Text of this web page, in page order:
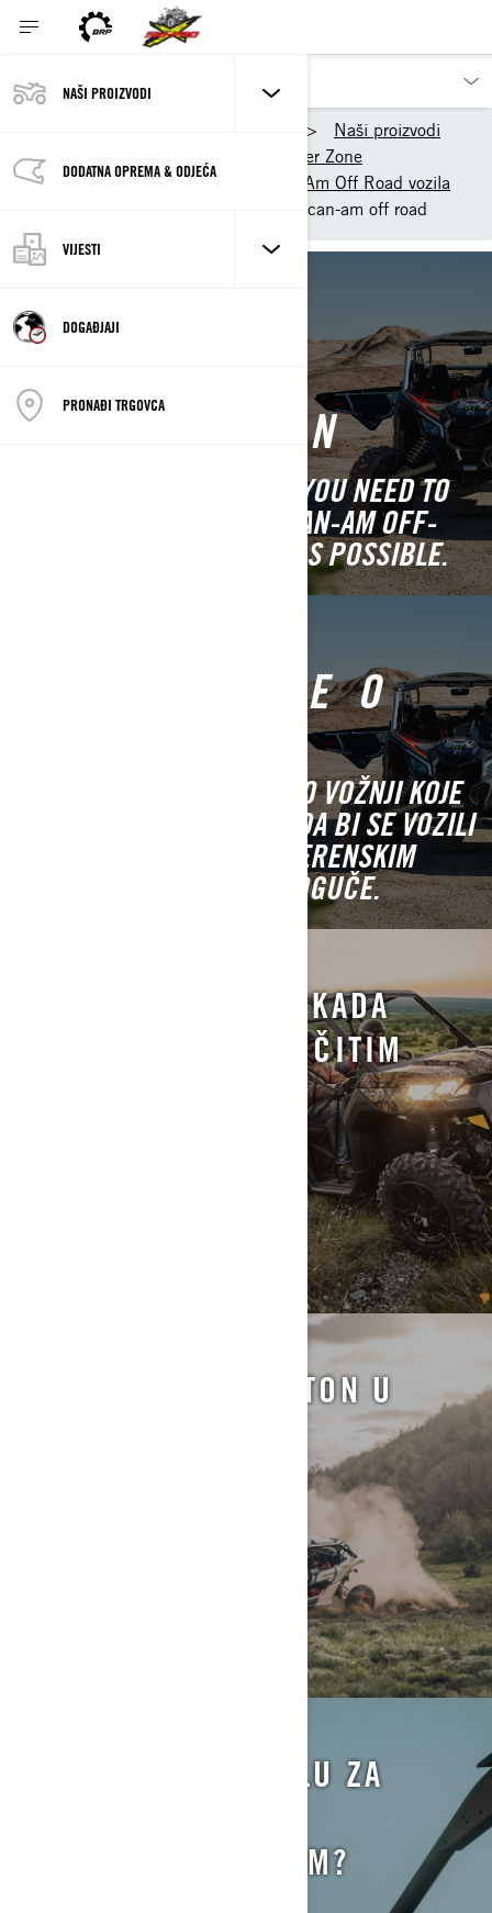
NAŠI PROIZVODI
DODATNA OPREMA & ODJEĆA
VIJESTI
DOGAĐJAJI
PRONAĐI TRGOVCA
Naši proizvodi
Owner Zone
Brzi početak za vožnju Can Am Off Road vozila
Informacije o vožnji vozilom can-am off road
RIDING
INFORMATION
ALL THE ESSENTIAL INFO YOU NEED TO
GET RIDING YOUR NEW CAN-AM OFF-
ROAD VEHICLE AS SOON AS POSSIBLE.
INFORMACIJE O
SVE BITNE INFORMACIJE O VOŽNJI KOJE
JE POTREBNO DA ZNATE, DA BI SE VOZILI
SVOJIM NOVIM CAN-AM TERENSKIM
VOZILOM ŠTO JE PRIJE MOGUČE.
ŠTO TREBAM ZNATI KADA
SE VOZIM PO RAZLIČITIM
ŠTO JE DOBAR BONTON U
TREBATE LI DOZVOLU ZA
TERENSKIM VOZILOM?